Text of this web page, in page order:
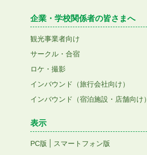
企業・学校関係者の皆さまへ
観光事業者向け
サークル・合宿
ロケ・撮影
インバウンド（旅行会社向け）
インバウンド（宿泊施設・店舗向け）
表示
PC版 スマートフォン版